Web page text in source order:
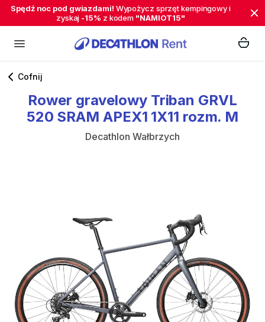
Spędź noc pod gwiazdami! Wypożycz sprzęt kempingowy i
zyskaj -15% z kodem "NAMIOT15"
Cofnij
Rower gravelowy Triban GRVL
520 SRAM APEX1 1X11 rozm. M
Decathlon Wałbrzych